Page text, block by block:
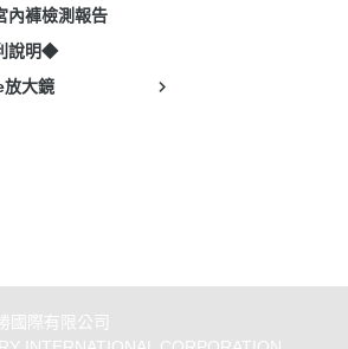
內褲檢測報告
說明◆
大鏡
國際有限公司